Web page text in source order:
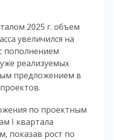
2025 г. объем
увеличился на
пополнением
реализуемых
предложением в
по проектным
I квартала
показав рост по